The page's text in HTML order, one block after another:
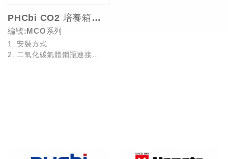
PHCbi CO2 培養箱操作影片
編號:MCO系列
1. 安裝方式
2. 二氧化碳氣體鋼瓶連接